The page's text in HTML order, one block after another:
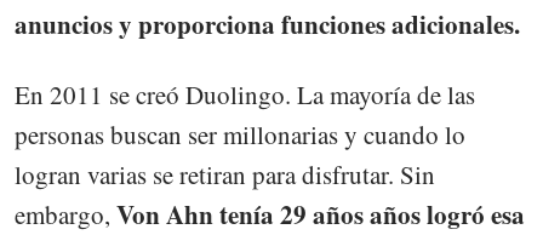
anuncios y proporciona funciones adicionales.
En 2011 se creó Duolingo. La mayoría de las
personas buscan ser millonarias y cuando lo
logran varias se retiran para disfrutar. Sin
embargo, Von Ahn tenía 29 años años logró esa